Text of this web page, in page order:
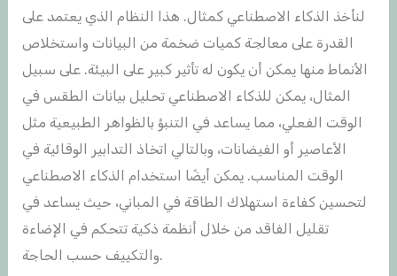
لنأخذ الذكاء الاصطناعي كمثال. هذا النظام الذي يعتمد على
القدرة على معالجة كميات ضخمة من البيانات واستخلاص
الأنماط منها يمكن أن يكون له تأثير كبير على البيئة. على سبيل
المثال، يمكن للذكاء الاصطناعي تحليل بيانات الطقس في
الوقت الفعلي، مما يساعد في التنبؤ بالظواهر الطبيعية مثل
الأعاصير أو الفيضانات، وبالتالي اتخاذ التدابير الوقائية في
الوقت المناسب. يمكن أيضًا استخدام الذكاء الاصطناعي
لتحسين كفاءة استهلاك الطاقة في المباني، حيث يساعد في
تقليل الفاقد من خلال أنظمة ذكية تتحكم في الإضاءة
والتكييف حسب الحاجة.